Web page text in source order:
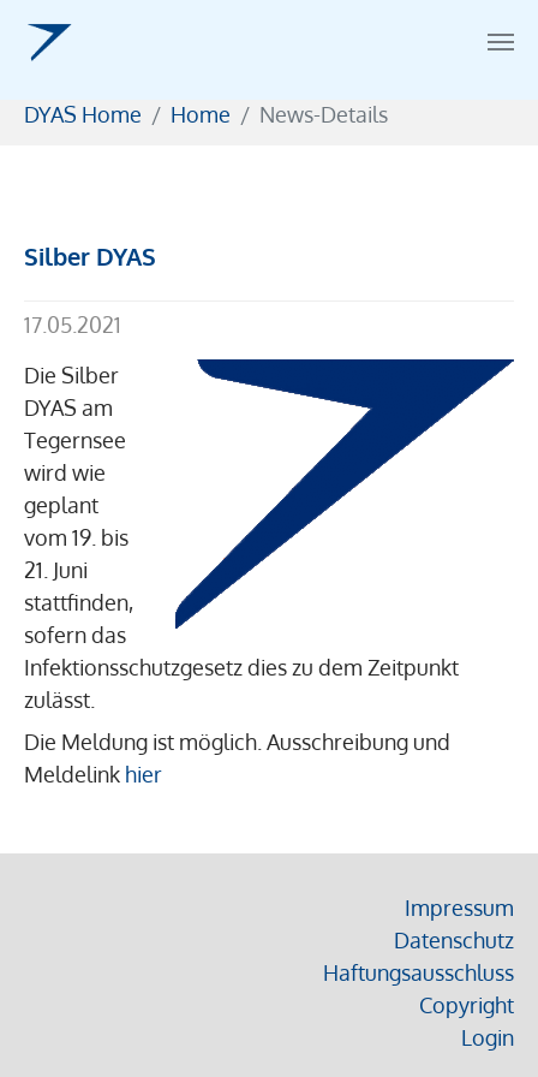
DYAS Home Home News-Details
Silber DYAS
17.05.2021
Die Silber
DYAS am
Tegernsee
wird wie
geplant
vom 19. bis
21. Juni
stattfinden,
sofern das
Infektionsschutzgesetz dies zu dem Zeitpunkt
zulässt.
Die Meldung ist möglich. Ausschreibung und
Meldelink hier
Impressum
Datenschutz
Haftungsausschluss
Copyright
Login